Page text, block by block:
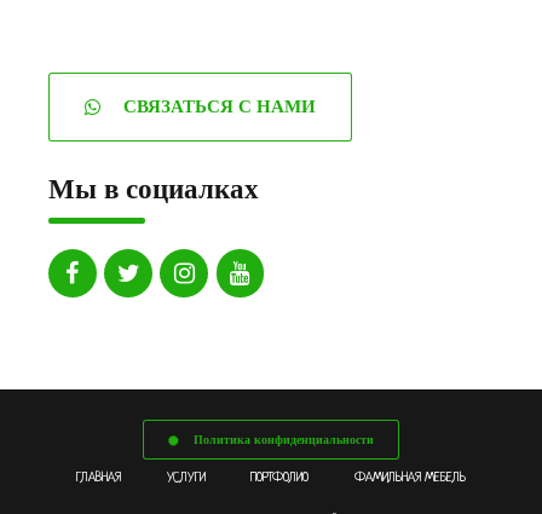
СВЯЗАТЬСЯ С НАМИ
Мы в социалках
Политика конфиденциальности
ГЛАВНАЯ УСЛУГИ ПОРТФОЛИО ФАМИЛЬНАЯ МЕБЕЛЬ